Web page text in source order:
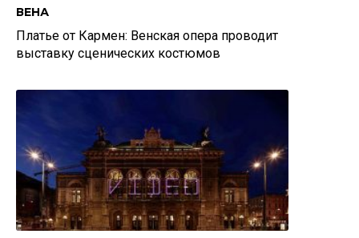
ВЕНА
Платье от Кармен: Венская опера проводит
выставку сценических костюмов